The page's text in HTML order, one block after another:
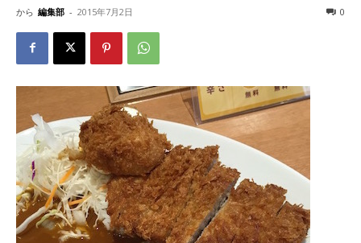
から 編集部 - 2015年7月2日 0